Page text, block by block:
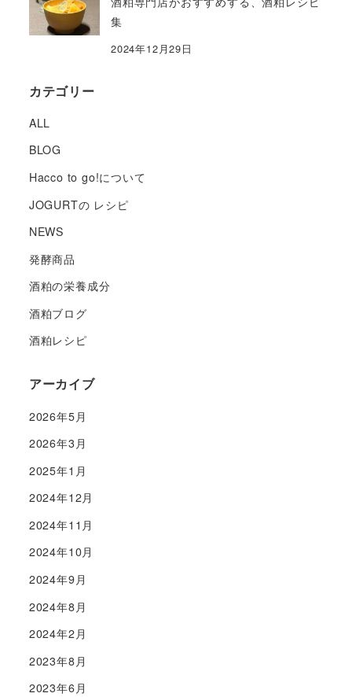
集
2024年12月29日
カテゴリー
ALL
BLOG
Hacco to go!について
JOGURTの レシピ
NEWS
発酵商品
酒粕の栄養成分
酒粕ブログ
酒粕レシピ
アーカイブ
2026年5月
2026年3月
2025年1月
2024年12月
2024年11月
2024年10月
2024年9月
2024年8月
2024年2月
2023年8月
2023年6月